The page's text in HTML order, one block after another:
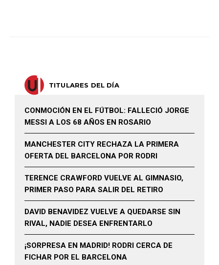
TITULARES DEL DÍA
CONMOCIÓN EN EL FÚTBOL: FALLECIÓ JORGE
MESSI A LOS 68 AÑOS EN ROSARIO
MANCHESTER CITY RECHAZA LA PRIMERA
OFERTA DEL BARCELONA POR RODRI
TERENCE CRAWFORD VUELVE AL GIMNASIO,
PRIMER PASO PARA SALIR DEL RETIRO
DAVID BENAVIDEZ VUELVE A QUEDARSE SIN
RIVAL, NADIE DESEA ENFRENTARLO
¡SORPRESA EN MADRID! RODRI CERCA DE
FICHAR POR EL BARCELONA